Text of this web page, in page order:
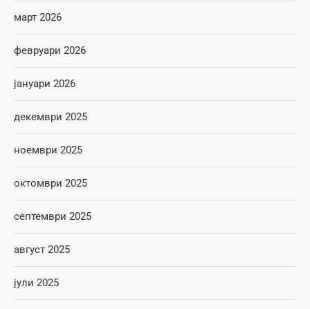
март 2026
февруари 2026
јануари 2026
декември 2025
ноември 2025
октомври 2025
септември 2025
август 2025
јули 2025